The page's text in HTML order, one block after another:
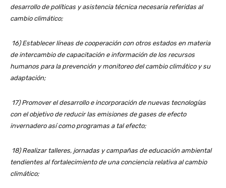
desarrollo de políticas y asistencia técnica necesaria referidas al
cambio climático;
16) Establecer líneas de cooperación con otros estados en materia
de intercambio de capacitación e información de los recursos
humanos para la prevención y monitoreo del cambio climático y su
adaptación;
17) Promover el desarrollo e incorporación de nuevas tecnologías
con el objetivo de reducir las emisiones de gases de efecto
invernadero así como programas a tal efecto;
18) Realizar talleres, jornadas y campañas de educación ambiental
tendientes al fortalecimiento de una conciencia relativa al cambio
climático;